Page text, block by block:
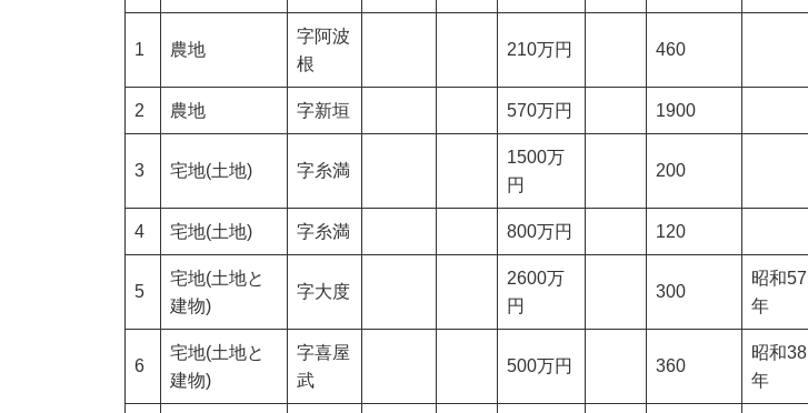
1 農地
字阿波
根
210万円 460
2 農地 字新垣 570万円 1900
3 宅地(土地) 字糸満
1500万
円
200
4 宅地(土地) 字糸満 800万円 120
5
宅地(土地と
建物)
字大度
2600万
円
300
昭和57
年
6
宅地(土地と
建物)
字喜屋
武
500万円 360
昭和38
年